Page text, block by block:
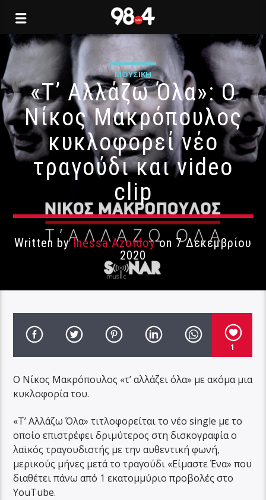
ΜΟΥΣΙΚΉ
«Τ’ Αλλάζω Όλα»: Ο
Νίκος Μακρόπουλος
κυκλοφορεί νέο
τραγούδι και video
clip
Written byInessa Azoidoyon 7 Δεκεμβρίου
2020
1
Ο Νίκος Μακρόπουλος «τ’ αλλάζει όλα» με ακόμα μια
κυκλοφορία του.
«Τ’ Αλλάζω Όλα» τιτλοφορείται το νέο single με το
οποίο επιστρέφει δριμύτερος στη δισκογραφία ο
λαϊκός τραγουδιστής με την αυθεντική φωνή,
μερικούς μήνες μετά το τραγούδι «Είμαστε Ένα» που
διαθέτει πάνω από 1 εκατομμύριo προβολές στο
YouTube.